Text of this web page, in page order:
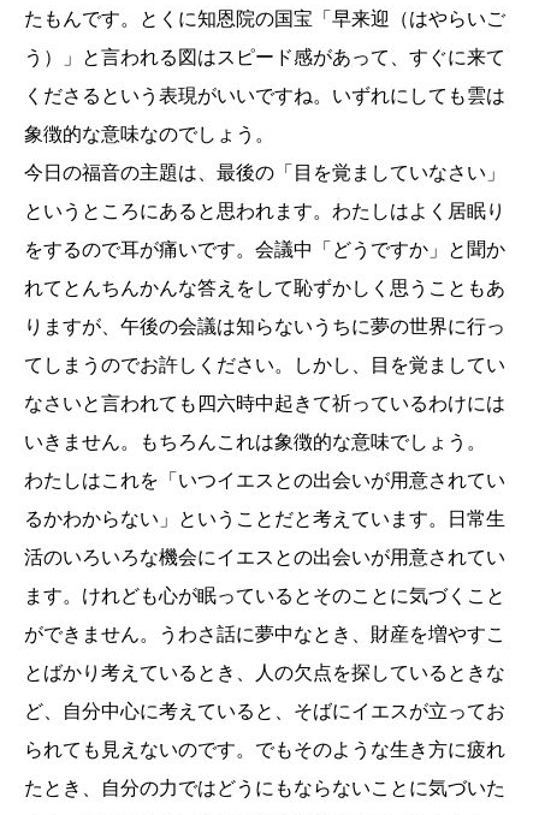
たもんです。とくに知恩院の国宝「早来迎（はやらいご
う）」と言われる図はスピード感があって、すぐに来て
くださるという表現がいいですね。いずれにしても雲は
象徴的な意味なのでしょう。
今日の福音の主題は、最後の「目を覚ましていなさい」
というところにあると思われます。わたしはよく居眠り
をするので耳が痛いです。会議中「どうですか」と聞か
れてとんちんかんな答えをして恥ずかしく思うこともあ
りますが、午後の会議は知らないうちに夢の世界に行っ
てしまうのでお許しください。しかし、目を覚ましてい
なさいと言われても四六時中起きて祈っているわけには
いきません。もちろんこれは象徴的な意味でしょう。
わたしはこれを「いつイエスとの出会いが用意されてい
るかわからない」ということだと考えています。日常生
活のいろいろな機会にイエスとの出会いが用意されてい
ます。けれども心が眠っているとそのことに気づくこと
ができません。うわさ話に夢中なとき、財産を増やすこ
とばかり考えているとき、人の欠点を探しているときな
ど、自分中心に考えていると、そばにイエスが立ってお
られても見えないのです。でもそのような生き方に疲れ
たとき、自分の力ではどうにもならないことに気づいた